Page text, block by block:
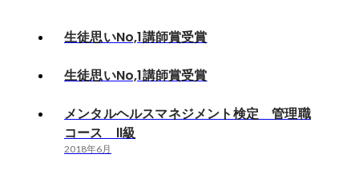
生徒思いNo,1講師賞受賞
生徒思いNo,1講師賞受賞
メンタルヘルスマネジメント検定 管理職
コース Ⅱ級
2018年6月